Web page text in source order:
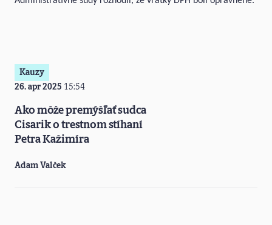
Kauzy
26. apr 2025 15:54
Ako môže premýšľať sudca
Cisarik o trestnom stíhaní
Petra Kažimíra
Adam Valček